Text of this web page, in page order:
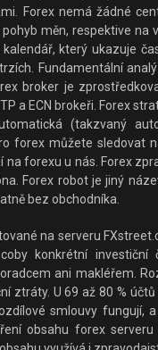
Forex nemá žádné
měn, respektive
který ukazuje
Fundamentální
broker je
a ECN brokeři. Forex
(takzvaný
forex můžete sledovat
forexu u nás. Forex
Forex robot je jiný
bez obchodníka.
na serveru
konkrétní investiční
ani makléřem.
ztráty. U 69 až 80 %
smlouvy fungují,
obsahu forex